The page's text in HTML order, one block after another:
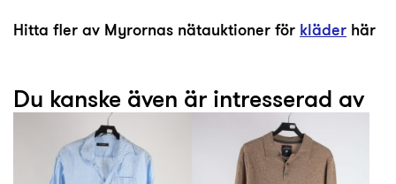
Hitta fler av Myrornas nätauktioner för kläder här
Du kanske även är intresserad av